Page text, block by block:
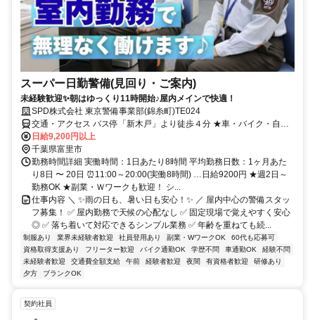
スーパー日勤警備(見回り・ご案内)
未経験歓迎✨朝はゆっくり11時開始♪屋内メインで快適！
SPD株式会社 東京警備事業部(錦糸町)TE024
交通・アクセス バス停「新木戸」より徒歩４分 ★車・バイク・自転
車通勤ＯＫ
日給9,200円以上
千葉県富里市
勤務時間詳細 実働時間：1日あたり8時間 平均勤務日数：1ヶ月あた
り8日 〜 20日 ⏰11:00～20:00(実働8時間) …日給9200円 ★週2日～
勤務OK ★副業・Ｗワークも歓迎！ シ...
仕事内容 ＼ ✨雨の日も、暑い日も安心！✨ ／ 屋内中心の警備スタッ
フ募集！ ✅ 屋内勤務で天候の心配なし ✅ 固定現場で覚えやすく安心
◎ ✅ 落ち着いて対応できるシンプル業務 ✅ 年齢を重ねても続...
制服あり 業界未経験者歓迎 社員登用あり 副業・WワークOK
60代も応募可
資格取得支援あり
フリーター歓迎 バイク通勤OK 学歴不問 車通勤OK
経験不問
未経験者歓迎
交通費全額支給 午前 経験者歓迎 夜間 有資格者歓迎
研修あり
夕方
ブランクOK
契約社員